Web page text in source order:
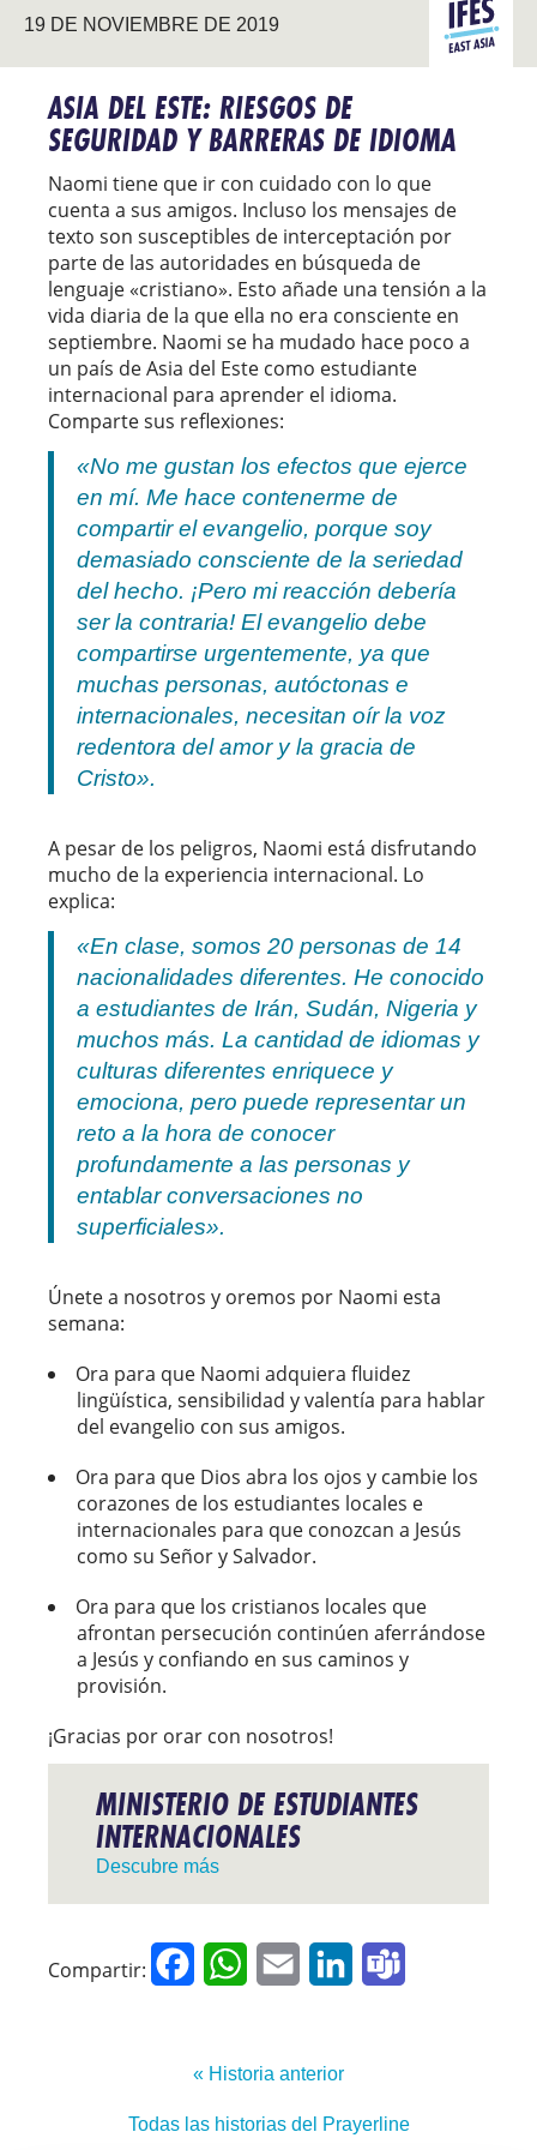
19 DE NOVIEMBRE DE 2019
ASIA DEL
ESTE
ASIA DEL ESTE: RIESGOS DE
SEGURIDAD Y BARRERAS DE IDIOMA
Naomi tiene que ir con cuidado con lo que
cuenta a sus amigos. Incluso los mensajes de
texto son susceptibles de interceptación por
parte de las autoridades en búsqueda de
lenguaje «cristiano». Esto añade una tensión a la
vida diaria de la que ella no era consciente en
septiembre. Naomi se ha mudado hace poco a
un país de Asia del Este como estudiante
internacional para aprender el idioma.
Comparte sus reflexiones:
«No me gustan los efectos que ejerce
en mí. Me hace contenerme de
compartir el evangelio, porque soy
demasiado consciente de la seriedad
del hecho. ¡Pero mi reacción debería
ser la contraria! El evangelio debe
compartirse urgentemente, ya que
muchas personas, autóctonas e
internacionales, necesitan oír la voz
redentora del amor y la gracia de
Cristo».
A pesar de los peligros, Naomi está disfrutando
mucho de la experiencia internacional. Lo
explica:
«En clase, somos 20 personas de 14
nacionalidades diferentes. He conocido
a estudiantes de Irán, Sudán, Nigeria y
muchos más. La cantidad de idiomas y
culturas diferentes enriquece y
emociona, pero puede representar un
reto a la hora de conocer
profundamente a las personas y
entablar conversaciones no
superficiales».
Únete a nosotros y oremos por Naomi esta
semana:
Ora para que Naomi adquiera fluidez
lingüística, sensibilidad y valentía para hablar
del evangelio con sus amigos.
Ora para que Dios abra los ojos y cambie los
corazones de los estudiantes locales e
internacionales para que conozcan a Jesús
como su Señor y Salvador.
Ora para que los cristianos locales que
afrontan persecución continúen aferrándose
a Jesús y confiando en sus caminos y
provisión.
¡Gracias por orar con nosotros!
MINISTERIO DE ESTUDIANTES
INTERNACIONALES
Descubre más
Compartir: FacebookWhatsApp
Email LinkedIn
« Historia anterior
Todas las historias del Prayerline